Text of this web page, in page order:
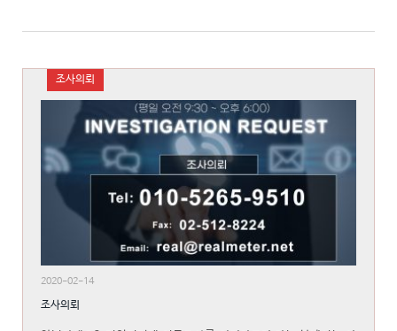
조사의뢰
2020-02-14
조사의뢰